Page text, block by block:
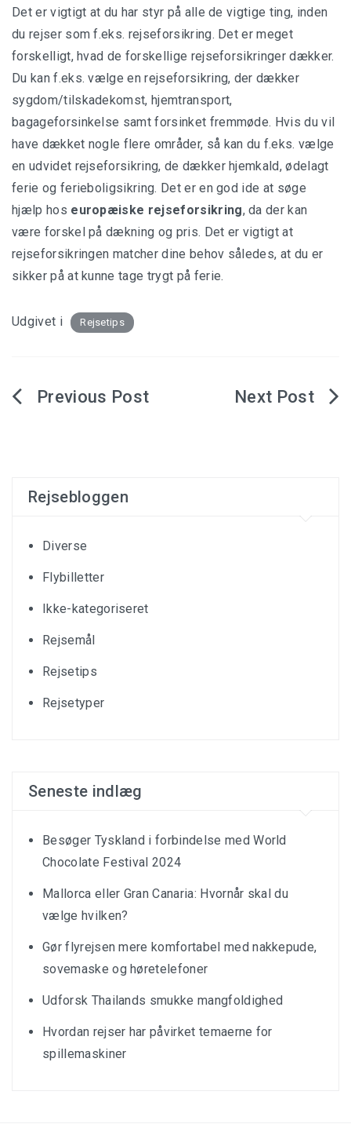
Det er vigtigt at du har styr på alle de vigtige ting, inden
du rejser som f.eks. rejseforsikring. Det er meget
forskelligt, hvad de forskellige rejseforsikringer dækker.
Du kan f.eks. vælge en rejseforsikring, der dækker
sygdom/tilskadekomst, hjemtransport,
bagageforsinkelse samt forsinket fremmøde. Hvis du vil
have dækket nogle flere områder, så kan du f.eks. vælge
en udvidet rejseforsikring, de dækker hjemkald, ødelagt
ferie og ferieboligsikring. Det er en god ide at søge
hjælp hos europæiske rejseforsikring, da der kan
være forskel på dækning og pris. Det er vigtigt at
rejseforsikringen matcher dine behov således, at du er
sikker på at kunne tage trygt på ferie.
Udgivet i Rejsetips
Indlægsnavigation
Rejsebloggen
Diverse
Flybilletter
Ikke-kategoriseret
Rejsemål
Rejsetips
Rejsetyper
Seneste indlæg
Besøger Tyskland i forbindelse med World
Chocolate Festival 2024
Mallorca eller Gran Canaria: Hvornår skal du
vælge hvilken?
Gør flyrejsen mere komfortabel med nakkepude,
sovemaske og høretelefoner
Udforsk Thailands smukke mangfoldighed
Hvordan rejser har påvirket temaerne for
spillemaskiner